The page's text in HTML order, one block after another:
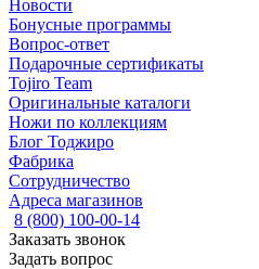
Новости
Бонусные программы
Вопрос-ответ
Подарочные сертификаты
Tojiro Team
Оригинальные каталоги
Ножи по коллекциям
Блог Тоджиро
Фабрика
Сотрудничество
Адреса магазинов
8 (800) 100-00-14
Заказать звонок
Задать вопрос